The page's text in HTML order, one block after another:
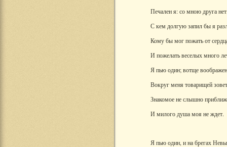
Печален я: со мною друга
С кем долгую запил бы я
Кому бы мог пожать от
И пожелать веселых много
Я пью один; вотще
Вокруг меня товарищей
Знакомое не слышно
И милого душа моя не ждет.
Я пью один, и на брегах Невы